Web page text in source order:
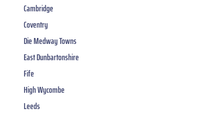
Cambridge
Coventry
Die Medway Towns
East Dunbartonshire
Fife
High Wycombe
Leeds